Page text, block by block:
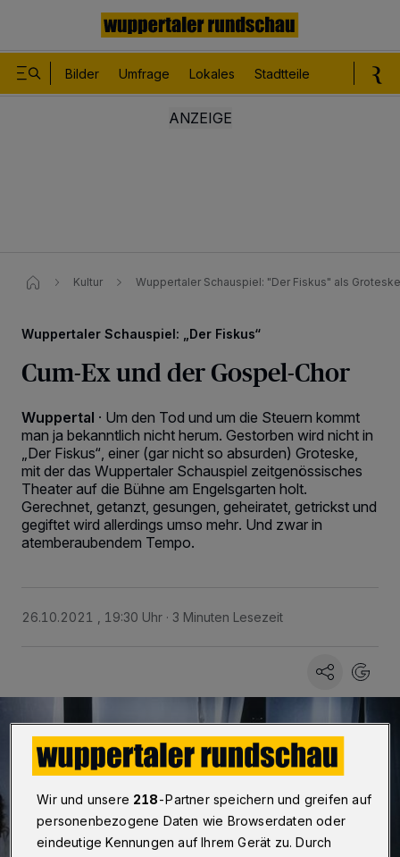
Bilder Umfrage Lokales Stadtteile
Kultur Wuppertaler Schauspiel: "Der Fiskus" als
Wuppertaler Schauspiel: „Der Fiskus“
Cum-Ex und der Gospel-Chor
Wuppertal · Um den Tod und um die Steuern kommt
man ja bekanntlich nicht herum. Gestorben wird nicht in
„Der Fiskus“, einer (gar nicht so absurden) Groteske,
mit der das Wuppertaler Schauspiel zeitgenössisches
Theater auf die Bühne am Engelsgarten holt.
Gerechnet, getanzt, gesungen, geheiratet, getrickst und
gegiftet wird allerdings umso mehr. Und zwar in
atemberaubendem Tempo.
26.10.2021 , 19:30 Uhr 3 Minuten Lesezeit
Wir und unsere 218-Partner speichern und greifen auf
personenbezogene Daten wie Browserdaten oder
eindeutige Kennungen auf Ihrem Gerät zu. Durch